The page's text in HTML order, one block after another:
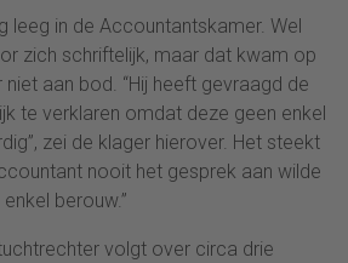
leeg in de Accountantskamer. Wel
zich schriftelijk, maar dat kwam op
aan bod. “Hij heeft gevraagd de
te verklaren omdat deze geen enkel
zei de klager hierover. Het steekt
nooit het gesprek aan wilde
berouw.”
volgt over circa drie